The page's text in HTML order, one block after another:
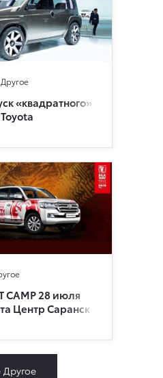
Другое
«квадратного»
CAMP 28 июля
Центр Саранск
Другое